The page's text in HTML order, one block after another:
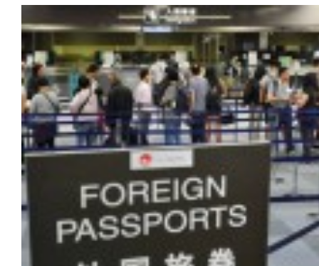
브랜드 공식과 제휴가 많아 정품만 취급하고, 타임세일·브랜드세일 등을
이용하면 올리브영보다 저렴해지는 경우도 있습니다.
소량 구매 시 배송비가 비싸게 나오는 경우가 많아, 묶음 구매가 더
이득입니다.
배송비 주문 총액이 8,000엔 이상이면 무료 배송. 8,000엔 미만인 경
1,000~1,500엔입니다.
스타일코리안에서 한국 화장품 확인하기
정리 어떠셨나요? 이번에는 일본에서 한국화장품 싸게 사기, 추천 온라
쇼핑몰 8선 특징과 배송료를 총정리해 봤습니다.
집에서 스마트폰만으로도 한국의 다양한 화장품을 구매할 수 있게
되었습니다.
이번 기사를 참고해서 원하는 제품을 더 저렴하게 구입해 보세요^^ ・
올리브영(라쿠텐): 한국 최대 규모의 드러그스토어. 다양한 제품 구비 ・
무신사: 한국 최대 규모의 패션 온라인 쇼핑몰. 패션과 화장품을 한 번에
구매가능 ・큐텐: 품목이 풍부하고 프로모션이 많음 ・사조: 일본 온라인
쇼핑몰보다 저렴한 걸로 유명한 한국 구매 대행 사이트 ・아마존: 아마존
프라임 이용자는 익일~2일 내에 도착하며 배송비도 저렴 ・라쿠텐 시장:
라쿠텐 이용자라면 익일~3일 내에 도착하며 배송비도 저렴 ・디홀릭:
목소리)을 잘 지키는 것이 중요합니다. 세련되고 정돈된 맛집 탐방에
보세요. 오사카 아주머니(오바상)가 주머니에서 사탕을 꺼내 주신다면,
당신은 이미 오사카의 매력에 빠진 것입니다! 맺음말 도쿄는 세련된
도시의 정석을, 오사카는 사람 사는 냄새 나는 정을 느낄 수 있는 곳입니
여러분은 어느 도시의 스타일이 더 끌리시나요? 다음에 일본을
방문하신다면, 두 도시 사람들의 이런 미묘한 차이를 직접 경험해 보시길
바랍니다! 도움이 되셨다면 추천과 댓글 부탁드립니다! 여러분이 경험
도쿄와 오사카의 차이점도 궁금해요! #일본여행 #도쿄오사카차이
일본문화 #도쿄사람성격 #오사카사람성격 #관서벤 #일본사투리 #
일본에스컬레이터방향 #도쿄여행팁 #오사카여행팁
지금은 편의점부터 동네 작은 식당까지 QR코드 결제가 보급되었습니다.
PayPay(페이페이)의 독주: 일본에서 가장 점유율이 높은 QR 결제
수단입니다. 라인페이(LINE Pay)와 통합되면서 거의 모든 곳에서 사용
가능합니다. 지자체 캠페인을 노리세요: 일본 거주자라면 주목해야 할 점! 각
구청이나 시청에서 "우리 동네에서 PayPay로 결제하면 20~30% 환급"
같은 파격적인 캠페인을 자주 진행합니다. 외식비와 생필품 값을 엄청나
아낄 수 있는 꿀팁입니다. 2. 일본 생활의 꽃, '포이카츠(ポイ活)'란?
일본어에는 **'포이카츠(ポイ活)'**라는 말이 있습니다. '포인트 활동'의
줄임말로, 포인트를 전략적으로 쌓아 현금처럼 사용하는 재테크를
의미합니다. 일본은 포인트 적립률이 한국보다 높고 종류도 다양합니다. 꼭
만들어야 할 3대 포인트 카드 V-포인트 (구 T-포인트): 패밀리마트, 웰시아
(약국) 등 가장 범용성이 높습니다. 라쿠텐(Rakuten) 포인트: '라쿠텐
경제권'이라는 말이 있을 정도입니다. 라쿠텐 모바일, 라쿠텐 카드, 라쿠
쇼핑몰을 이용하면 포인트가 기하급수적으로 쌓입니다. Ponta(폰타)
포인트: 로손(Lawson) 편의점을 자주 간다면 필수입니다. ???? 거주자
실전 팁: 계산대에서 "포인트 카드 있으신가요?(Pointo ka-do wa
desuka?)"라고 물을 때 당황하지 마세요. 앱 바코드만 보여주면 됩니다.
'웰카츠'를 아시나요? 포인트 가치를 1.5배로 만드는 법 이건 정말 실제
거주자들만 아는 짠테크 정보인데요. 매월 20일, 드럭스토어 **'웰시아